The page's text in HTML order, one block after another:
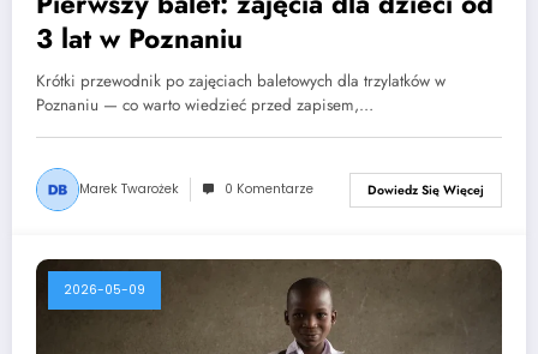
3 lat w Poznaniu
Krótki przewodnik po zajęciach baletowych dla trzylatków w
Poznaniu — co warto wiedzieć przed zapisem,…
Marek Twarożek 0 Komentarze Dowiedz Się Więcej
2026-05-09